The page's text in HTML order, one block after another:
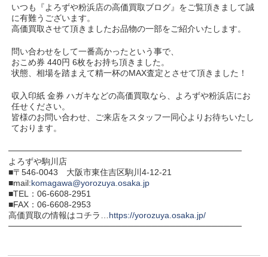
いつも『よろずや粉浜店の高価買取ブログ』をご覧頂きまして誠
に有難うございます。
高価買取させて頂きましたお品物の一部をご紹介いたします。
問い合わせをして一番高かったという事で、
おこめ券 440円 6枚をお持ち頂きました。
状態、相場を踏まえて精一杯のMAX査定とさせて頂きました！
収入印紙 金券 ハガキなどの高価買取なら、よろずや粉浜店にお
任せください。
皆様のお問い合わせ、ご来店をスタッフ一同心よりお待ちいたし
ております。
───────────────────────────────────────
よろずや駒川店
■〒546-0043 大阪市東住吉区駒川4-12-21
■mail:komagawa@yorozuya.osaka.jp
■TEL：06-6608-2951
■FAX：06-6608-2953
高価買取の情報はコチラ… https://yorozuya.osaka.jp/
───────────────────────────────────────